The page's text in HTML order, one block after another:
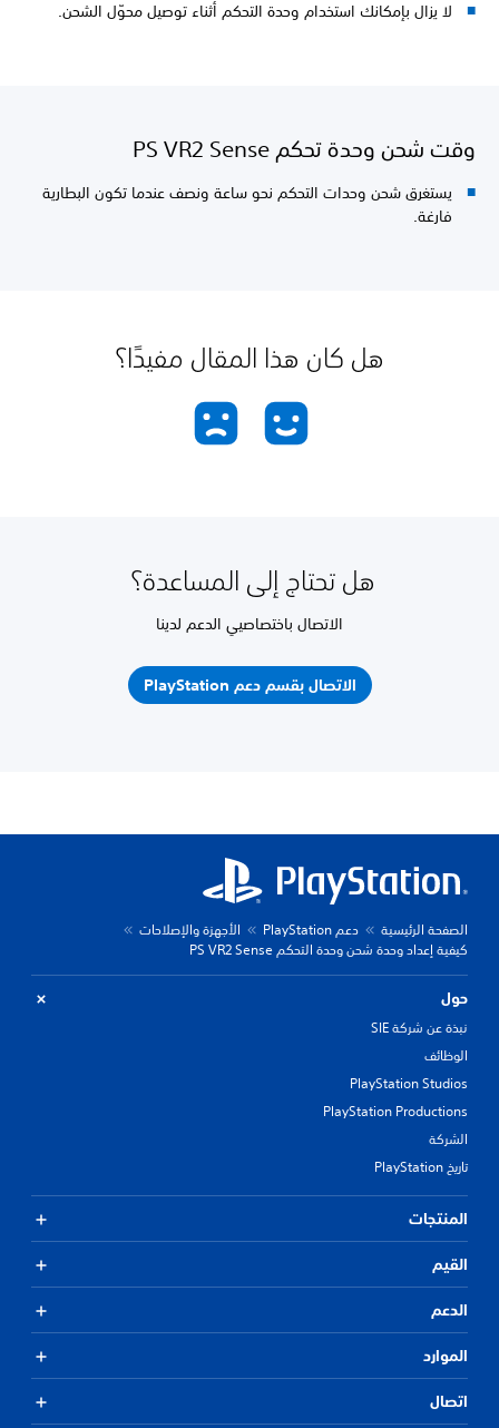
لا يزال بإمكانك استخدام وحدة التحكم أثناء توصيل محوّل الشحن.
وقت شحن وحدة تحكم PS VR2 Sense
يستغرق شحن وحدات التحكم نحو ساعة ونصف عندما تكون البطارية
فارغة.
هل كان هذا المقال مفيدًا؟
هل تحتاج إلى المساعدة؟
الاتصال باختصاصيي الدعم لدينا
الاتصال بقسم دعم PlayStation
الصفحة الرئيسية دعم PlayStation
الأجهزة والإصلاحات
كيفية إعداد وحدة شحن وحدة التحكم PS VR2 Sense
حول
نبذة عن شركة SIE
الوظائف
PlayStation Studios
PlayStation Productions
الشركة
تاريخ PlayStation
المنتجات
القيم
الدعم
الموارد
اتصال